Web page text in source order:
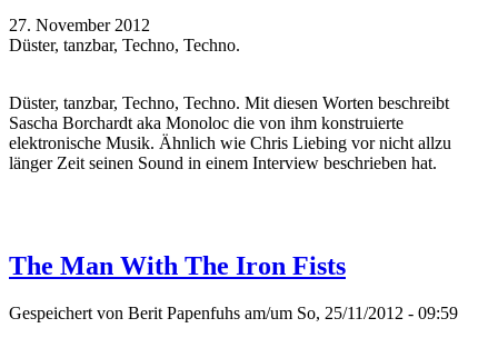
27. November 2012
Düster, tanzbar, Techno, Techno.
Düster, tanzbar, Techno, Techno. Mit diesen Worten beschreibt
Sascha Borchardt aka Monoloc die von ihm konstruierte
elektronische Musik. Ähnlich wie Chris Liebing vor nicht allzu
länger Zeit seinen Sound in einem Interview beschrieben hat.
The Man With The Iron Fists
Gespeichert von Berit Papenfuhs am/um So, 25/11/2012 - 09:59